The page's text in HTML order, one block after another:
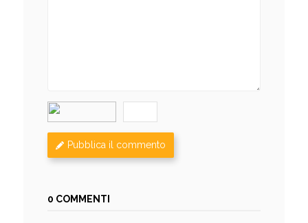
Pubblica il commento
0 COMMENTI